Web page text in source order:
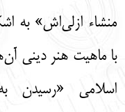
منشاء ازلی‌اش» به
با ماهیت هنر دینی
اسلامی «رسیدن